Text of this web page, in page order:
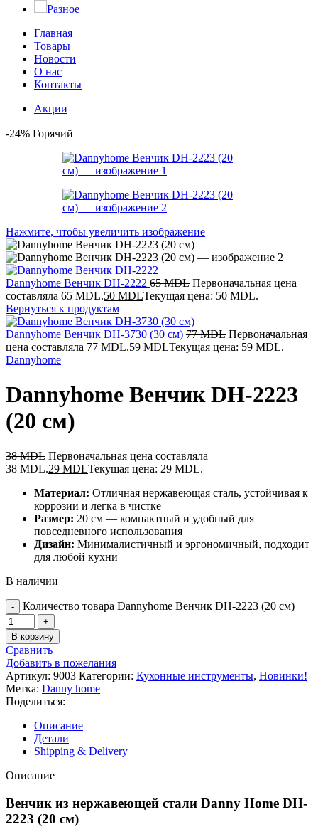
Разное
Главная
Товары
Новости
О нас
Контакты
Акции
-24% Горячий
Нажмите, чтобы увеличить изображение
Dannyhome Венчик DH-2222 65MDL Первоначальная цена
составляла 65 MDL.50 MDLТекущая цена: 50 MDL.
Вернуться к продуктам
Dannyhome Венчик DH-3730 (30 см) 77MDL Первоначальная
цена составляла 77 MDL.59 MDLТекущая цена: 59 MDL.
Dannyhome
Dannyhome Венчик DH-2223
(20 см)
38MDL Первоначальная цена составляла
38 MDL.29 MDLТекущая цена: 29 MDL.
Материал: Отличная нержавеющая сталь, устойчивая к
коррозии и легка в чистке
Размер: 20 см — компактный и удобный для
повседневного использования
Дизайн: Минималистичный и эргономичный, подходит
для любой кухни
В наличии
Количество товара Dannyhome Венчик DH-2223 (20 см)
В корзину
Сравнить
Добавить в пожелания
Артикул: 9003 Категории: Кухонные инструменты, Новинки!
Метка: Danny home
Поделиться:
Описание
Детали
Shipping & Delivery
Описание
Венчик из нержавеющей стали Danny Home DH-
2223 (20 см)